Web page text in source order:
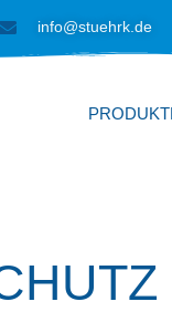
info@stuehrk.de